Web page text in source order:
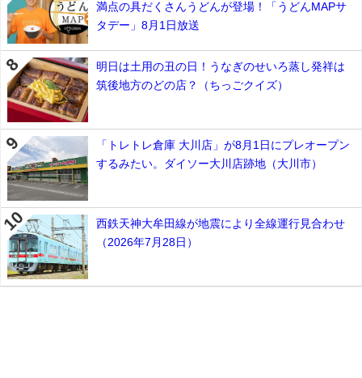
満点の具だくさんうどんが登場！「うどんMAPサ
タデー」8月1日放送
明日は土用の丑の日！うなぎのせいろ蒸し発祥は
筑後地方のどの店？（ちっごクイズ）
「トレトレ倉庫 大川店」が8月1日にプレオープン
するみたい。ダイソー大川店跡地（大川市）
西鉄天神大牟田線が地震により全線運行見合わせ
（2026年7月28日）